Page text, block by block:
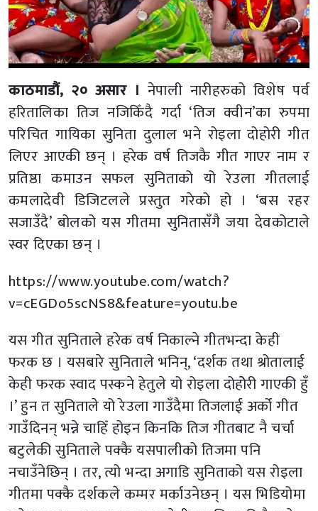
काठमाडौं, २० असार । नेपाली नारीहरुको विशेष पर्व
हरितालिका तिज नजिकिँदै गर्दा ‘तिज क्वीन’का रुपमा
परिचित गायिका सुनिता दुलाल भने रोइला दोहोरी गीत
लिएर आएकी छन् । हरेक वर्ष तिजकै गीत गाएर नाम र
प्रतिष्ठा कमाउन सफल सुनिताको यो रेउला गीतलाई
कमलादेवी डिजिटलले प्रस्तुत गरेको हो । ‘बस रहर
सजाउँदै’ बोलको यस गीतमा सुनितासँगै जया देवकोटाले
स्वर दिएका छन् ।
https://www.youtube.com/watch?
v=cEGDo5scNS8&feature=youtu.be
यस गीत सुनिताले हरेक वर्ष निकाल्ने गीतभन्दा केही
फरक छ । यसबारे सुनिताले भनिन्, ‘दर्शक तथा श्रोतालाई
केही फरक स्वाद पस्कने हेतुले यो रोइला दोहोेरी गाएकी हुँ
।’ हुन त सुनिताले यो रेउला गाउँदैमा तिजलाई अर्को गीत
गाउँदिनन् भन्ने चाहिँ होइन किनकि तिज गीतबाट नै चर्चा
बटुलेकी सुनिताले पक्कै यसपालीको तिजमा पनि
नचाउँनेछिन् । तर, त्यो भन्दा अगाडि सुनिताको यस रोइला
गीतमा पक्कै दर्शकले कम्मर मर्काउनेछन् । यस भिडियोमा